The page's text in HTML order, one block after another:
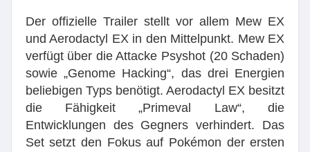
Der offizielle Trailer stellt vor allem Mew EX
und Aerodactyl EX in den Mittelpunkt. Mew EX
verfügt über die Attacke Psyshot (20 Schaden)
sowie „Genome Hacking“, das drei Energien
beliebigen Typs benötigt. Aerodactyl EX besitzt
die Fähigkeit „Primeval Law“, die
Entwicklungen des Gegners verhindert. Das
Set setzt den Fokus auf Pokémon der ersten